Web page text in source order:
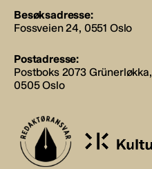
Besøksadresse:
Fossveien 24, 0551 Oslo
Postadresse:
Postboks 2073 Grünerløkka,
0505 Oslo